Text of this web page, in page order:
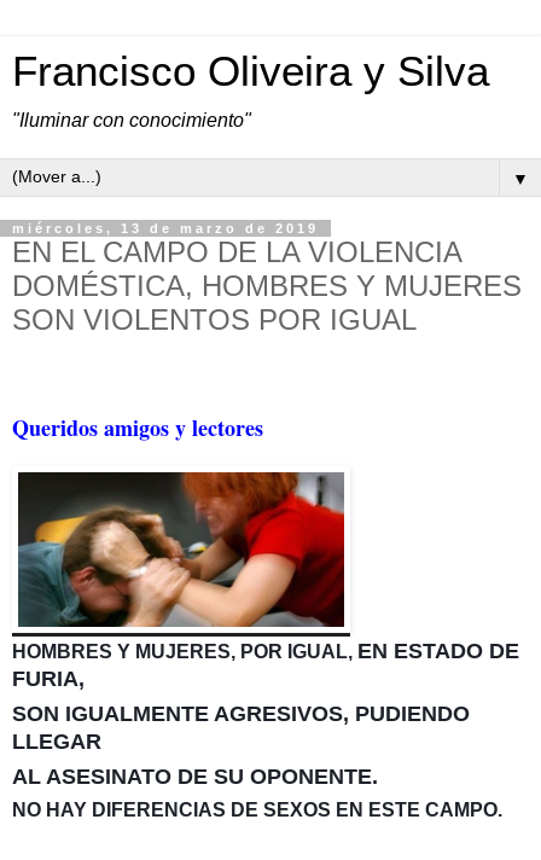
Francisco Oliveira y Silva
"Iluminar con conocimiento"
▼
miércoles, 13 de marzo de 2019
EN EL CAMPO DE LA VIOLENCIA
DOMÉSTICA, HOMBRES Y MUJERES
SON VIOLENTOS POR IGUAL
Queridos amigos y lectores
HOMBRES Y MUJERES, POR IGUAL, EN ESTADO DE
FURIA,
SON IGUALMENTE AGRESIVOS, PUDIENDO
LLEGAR
AL ASESINATO DE SU OPONENTE.
NO HAY DIFERENCIAS DE SEXOS EN ESTE CAMPO.